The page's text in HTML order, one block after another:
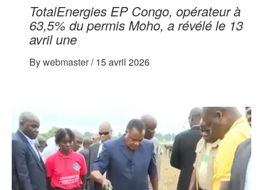
TotalEnergies EP Congo, opérateur à
63,5% du permis Moho, a révélé le 13
avril une
Bywebmaster/ 15 avril 2026